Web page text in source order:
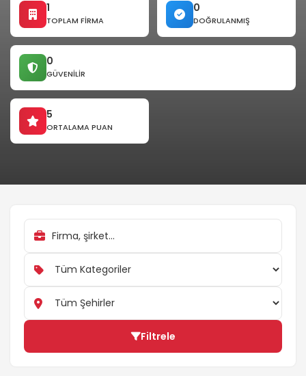
1
TOPLAM FIRMA
0
DOĞRULANMIŞ
0
GÜVENILIR
5
ORTALAMA PUAN
Filtrele